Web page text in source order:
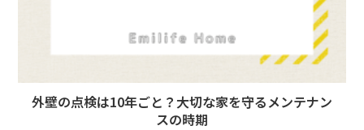
外壁の点検は10年ごと？大切な家を守るメンテナン
スの時期